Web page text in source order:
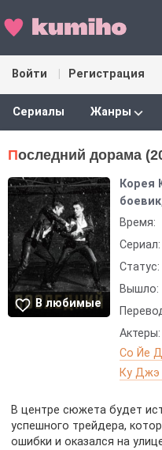
Войти Регистрация
Сериалы Жанры
Последний дорама
В любимые
Корея
Время:
Сериал:
Статус:
Вышло:
Актеры:
Со Йе
Ку Джэ
В центре сюжета будет
успешного трейдера,
ошибки и оказался на